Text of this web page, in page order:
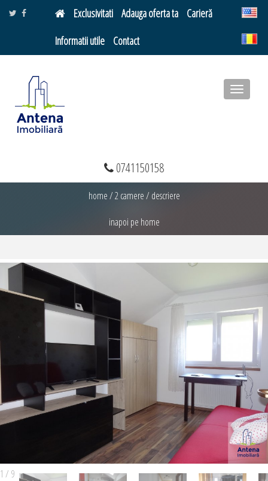
Exclusivitati Adauga oferta ta
Carieră
Informatii utile
Contact
Toggle
0741150158
home/2 camere/ descriere
inapoi pe home
1 / 9